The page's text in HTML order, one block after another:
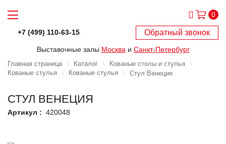
0
+7 (499) 110-63-15 Обратный звонок
Выставочные залы Москва и Санкт-Петербург
Главная страница Каталог
Кованые столы и стулья
Кованые стулья
Кованые стулья Стул Венеция
СТУЛ ВЕНЕЦИЯ
Артикул : 420048